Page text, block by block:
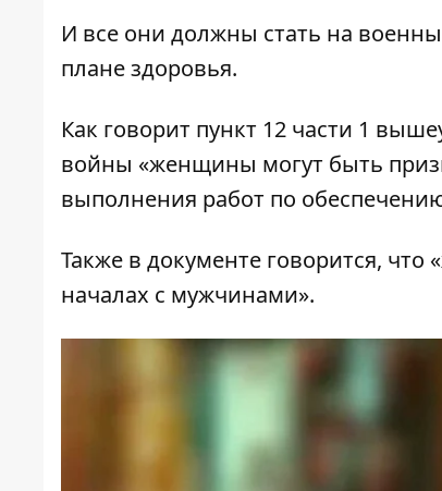
И все они должны стать на
плане здоровья.
Как говорит пункт 12 части 1
войны «женщины могут быть
выполнения работ по
Также в документе говорится,
началах с мужчинами».